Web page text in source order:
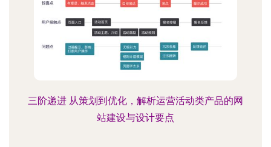
三阶递进 从策划到优化，解析运营活动类产品的网
站建设与设计要点